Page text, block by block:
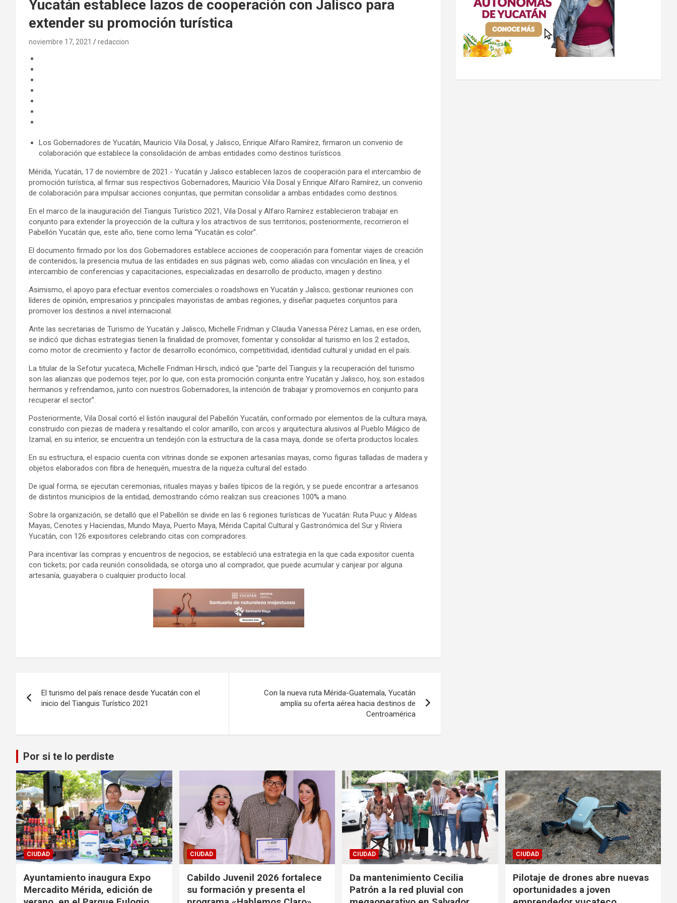
Yucatán establece lazos de cooperación con Jalisco para
extender su promoción turística
noviembre 17, 2021 redaccion
Los Gobernadores de Yucatán, Mauricio Vila Dosal, y Jalisco, Enrique Alfaro Ramírez, firmaron un convenio de
colaboración que establece la consolidación de ambas entidades como destinos turísticos.
Mérida, Yucatán, 17 de noviembre de 2021.- Yucatán y Jalisco establecen lazos de cooperación para el intercambio de
promoción turística, al firmar sus respectivos Gobernadores, Mauricio Vila Dosal y Enrique Alfaro Ramírez, un convenio
de colaboración para impulsar acciones conjuntas, que permitan consolidar a ambas entidades como destinos.
En el marco de la inauguración del Tianguis Turístico 2021, Vila Dosal y Alfaro Ramírez establecieron trabajar en
conjunto para extender la proyección de la cultura y los atractivos de sus territorios; posteriormente, recorrieron el
Pabellón Yucatán que, este año, tiene como lema “Yucatán es color”.
El documento firmado por los dos Gobernadores establece acciones de cooperación para fomentar viajes de creación
de contenidos; la presencia mutua de las entidades en sus páginas web, como aliadas con vinculación en línea, y el
intercambio de conferencias y capacitaciones, especializadas en desarrollo de producto, imagen y destino.
Asimismo, el apoyo para efectuar eventos comerciales o roadshows en Yucatán y Jalisco; gestionar reuniones con
líderes de opinión, empresarios y principales mayoristas de ambas regiones, y diseñar paquetes conjuntos para
promover los destinos a nivel internacional.
Ante las secretarias de Turismo de Yucatán y Jalisco, Michelle Fridman y Claudia Vanessa Pérez Lamas, en ese orden,
se indicó que dichas estrategias tienen la finalidad de promover, fomentar y consolidar al turismo en los 2 estados,
como motor de crecimiento y factor de desarrollo económico, competitividad, identidad cultural y unidad en el país.
La titular de la Sefotur yucateca, Michelle Fridman Hirsch, indicó que “parte del Tianguis y la recuperación del turismo
son las alianzas que podemos tejer, por lo que, con esta promoción conjunta entre Yucatán y Jalisco, hoy, son estados
hermanos y refrendamos, junto con nuestros Gobernadores, la intención de trabajar y promovernos en conjunto para
recuperar el sector”.
Posteriormente, Vila Dosal cortó el listón inaugural del Pabellón Yucatán, conformado por elementos de la cultura maya,
construido con piezas de madera y resaltando el color amarillo, con arcos y arquitectura alusivos al Pueblo Mágico de
Izamal; en su interior, se encuentra un tendejón con la estructura de la casa maya, donde se oferta productos locales.
En su estructura, el espacio cuenta con vitrinas donde se exponen artesanías mayas, como figuras talladas de madera y
objetos elaborados con fibra de henequén, muestra de la riqueza cultural del estado.
De igual forma, se ejecutan ceremonias, rituales mayas y bailes típicos de la región, y se puede encontrar a artesanos
de distintos municipios de la entidad, demostrando cómo realizan sus creaciones 100% a mano.
Sobre la organización, se detalló que el Pabellón se divide en las 6 regiones turísticas de Yucatán: Ruta Puuc y Aldeas
Mayas, Cenotes y Haciendas, Mundo Maya, Puerto Maya, Mérida Capital Cultural y Gastronómica del Sur y Riviera
Yucatán, con 126 expositores celebrando citas con compradores.
Para incentivar las compras y encuentros de negocios, se estableció una estrategia en la que cada expositor cuenta
con tickets; por cada reunión consolidada, se otorga uno al comprador, que puede acumular y canjear por alguna
artesanía, guayabera o cualquier producto local.
de
El turismo del país renace desde Yucatán con el
inicio del Tianguis Turístico 2021
Con la nueva ruta Mérida-Guatemala, Yucatán
amplía su oferta aérea hacia destinos de
Centroamérica
Por si te lo perdiste
CIUDAD
Ayuntamiento inaugura Expo
Mercadito Mérida, edición de
CIUDAD
Cabildo Juvenil 2026 fortalece
su formación y presenta el
CIUDAD
Da mantenimiento Cecilia
Patrón a la red pluvial con
CIUDAD
Pilotaje de drones abre nuevas
oportunidades a joven